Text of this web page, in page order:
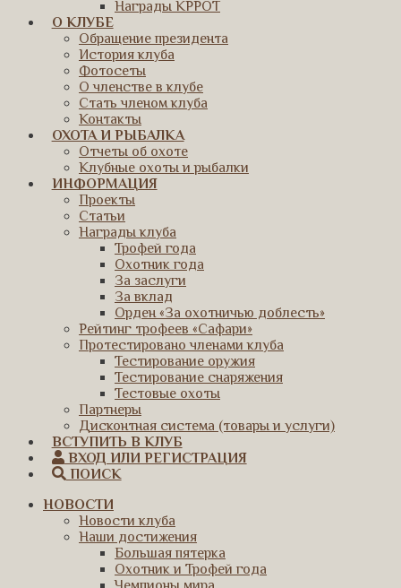
Награды КРРОТ
О КЛУБЕ
Обращение президента
История клуба
Фотосеты
О членстве в клубе
Стать членом клуба
Контакты
ОХОТА И РЫБАЛКА
Отчеты об охоте
Клубные охоты и рыбалки
ИНФОРМАЦИЯ
Проекты
Статьи
Награды клуба
Трофей года
Охотник года
За заслуги
За вклад
Орден «За охотничью доблесть»
Рейтинг трофеев «Сафари»
Протестировано членами клуба
Тестирование оружия
Тестирование снаряжения
Тестовые охоты
Партнеры
Дисконтная система (товары и услуги)
ВСТУПИТЬ В КЛУБ
ВХОД ИЛИ РЕГИСТРАЦИЯ
ПОИСК
НОВОСТИ
Новости клуба
Наши достижения
Большая пятерка
Охотник и Трофей года